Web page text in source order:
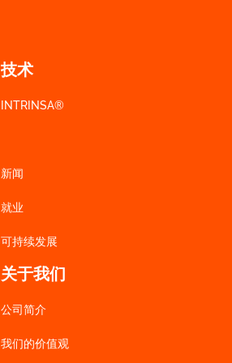
技术
INTRINSA®
新闻
就业
可持续发展
关于我们
公司简介
我们的价值观